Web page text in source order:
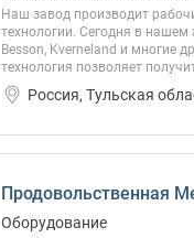
Наш завод производит
технологии. Сегодня в нашем
Besson, Kverneland и многие
технология позволяет
Россия, Тульская
Продовольственная
Оборудование